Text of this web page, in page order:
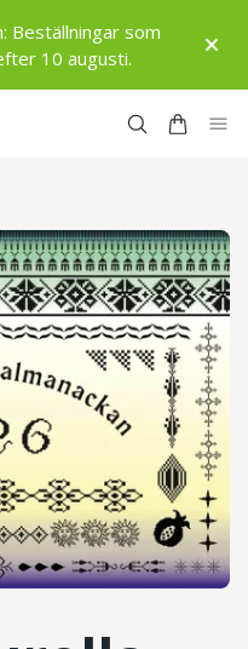
Beställningar som
10 augusti.